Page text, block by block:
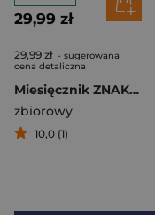
29,99 zł
29,99 zł - sugerowana
cena detaliczna
Miesięcznik ZNAK 848 (01/2026) - Granice naszej prywatności
zbiorowy
10,0 (1)